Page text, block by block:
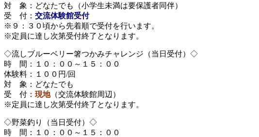
対 象：どなたでも（小学生未満は要保護者同伴）
受 付： 交流体験館受付
※９：３０頃から先着順で受付を行います。
※定員に達し次第受付終了となります。
◇流しブルーベリー箸つかみチャレンジ（当日受付）◇
時 間：１０：００～１５：００
体験料：１００円/回
対 象：どなたでも
受 付： 現地（交流体験館周辺）
※定員に達し次第受付終了となります。
◇野菜釣り（当日受付）◇
時 間：１０：００～１５：００